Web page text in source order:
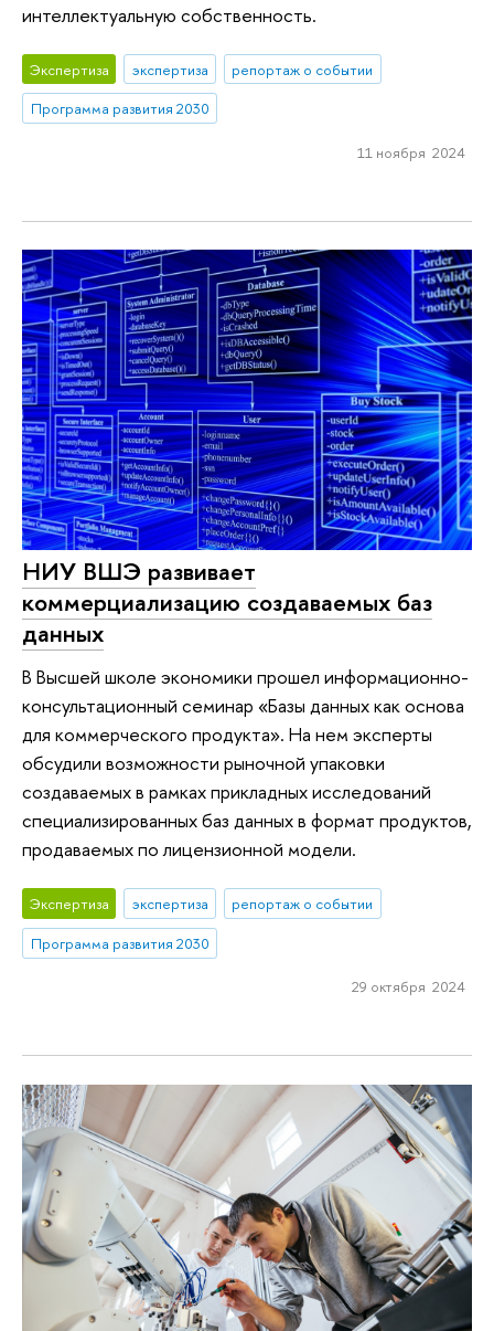
интеллектуальную собственность.
Экспертиза экспертиза
репортаж о событии
Программа развития 2030
11 ноября 2024
НИУ ВШЭ развивает
коммерциализацию создаваемых баз
данных
В Высшей школе экономики прошел информационно-
консультационный семинар «Базы данных как основа
для коммерческого продукта». На нем эксперты
обсудили возможности рыночной упаковки
создаваемых в рамках прикладных исследований
специализированных баз данных в формат продуктов,
продаваемых по лицензионной модели.
Экспертиза экспертиза
репортаж о событии
Программа развития 2030
29 октября 2024